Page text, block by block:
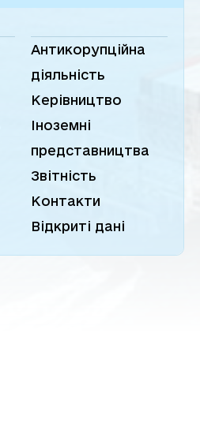
Антикорупційна
діяльність
Керівництво
Іноземні
представництва
Звітність
Контакти
Відкриті дані